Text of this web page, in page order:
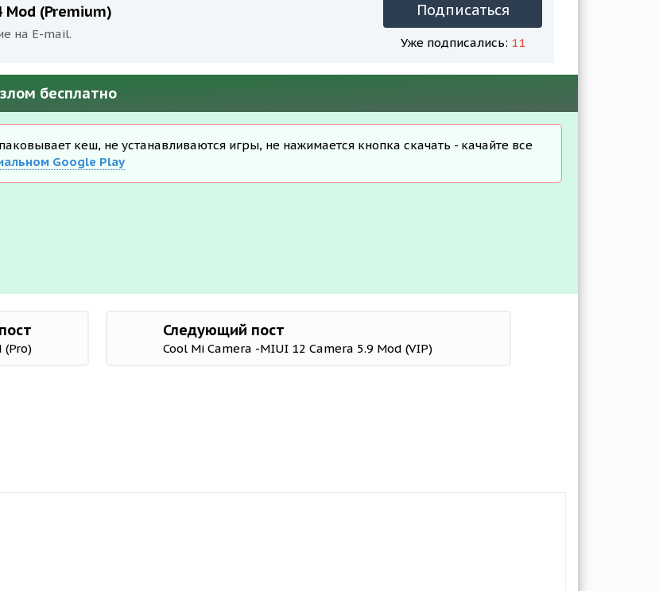
Mod (Premium)
на E-mail.
Подписаться
Уже подписались: 11
бесплатно
кеш, не устанавливаются игры, не нажимается кнопка скачать - качайте все
Google Play
(Pro)
Следующий пост
Cool Mi Camera -MIUI 12 Camera 5.9 Mod (VIP)